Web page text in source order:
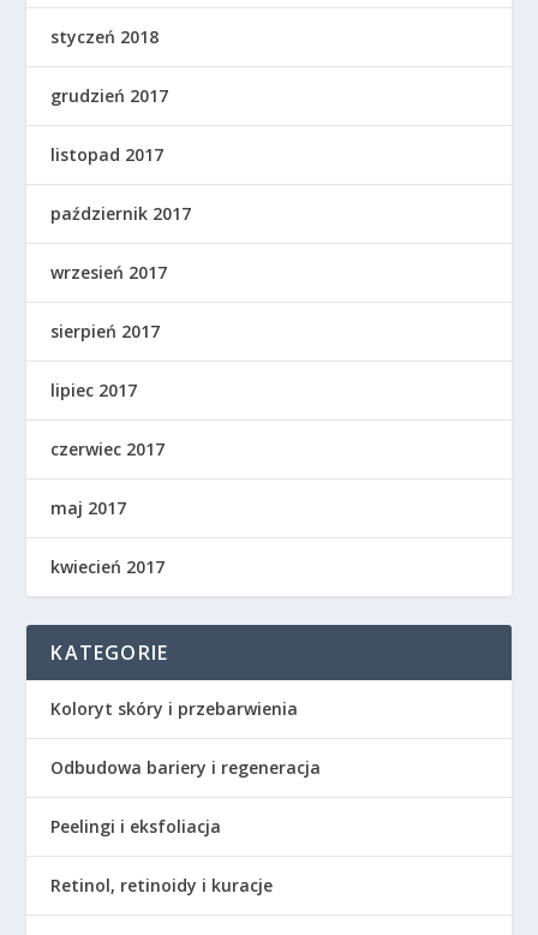
styczeń 2018
grudzień 2017
listopad 2017
październik 2017
wrzesień 2017
sierpień 2017
lipiec 2017
czerwiec 2017
maj 2017
kwiecień 2017
KATEGORIE
Koloryt skóry i przebarwienia
Odbudowa bariery i regeneracja
Peelingi i eksfoliacja
Retinol, retinoidy i kuracje